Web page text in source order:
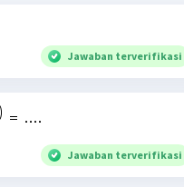
Jawaban terverifikasi
Jawaban terverifikasi